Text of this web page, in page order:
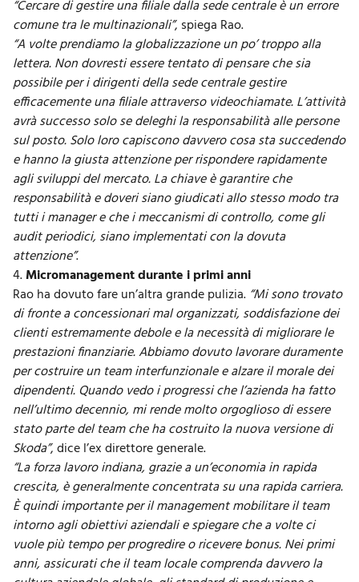
“Cercare di gestire una filiale dalla sede centrale è un errore
comune tra le multinazionali”, spiega Rao.
“A volte prendiamo la globalizzazione un po’ troppo alla
lettera. Non dovresti essere tentato di pensare che sia
possibile per i dirigenti della sede centrale gestire
efficacemente una filiale attraverso videochiamate. L’attività
avrà successo solo se deleghi la responsabilità alle persone
sul posto. Solo loro capiscono davvero cosa sta succedendo
e hanno la giusta attenzione per rispondere rapidamente
agli sviluppi del mercato. La chiave è garantire che
responsabilità e doveri siano giudicati allo stesso modo tra
tutti i manager e che i meccanismi di controllo, come gli
audit periodici, siano implementati con la dovuta
attenzione”.
4.Micromanagement durante i primi anni
Rao ha dovuto fare un’altra grande pulizia. “Mi sono trovato
di fronte a concessionari mal organizzati, soddisfazione dei
clienti estremamente debole e la necessità di migliorare le
prestazioni finanziarie. Abbiamo dovuto lavorare duramente
per costruire un team interfunzionale e alzare il morale dei
dipendenti. Quando vedo i progressi che l’azienda ha fatto
nell’ultimo decennio, mi rende molto orgoglioso di essere
stato parte del team che ha costruito la nuova versione di
Skoda”, dice l’ex direttore generale.
“La forza lavoro indiana, grazie a un’economia in rapida
crescita, è generalmente concentrata su una rapida carriera.
È quindi importante per il management mobilitare il team
intorno agli obiettivi aziendali e spiegare che a volte ci
vuole più tempo per progredire o ricevere bonus. Nei primi
anni, assicurati che il team locale comprenda davvero la